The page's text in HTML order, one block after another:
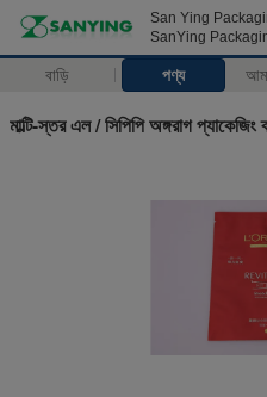
San Ying
SanYing
বাড়ি পণ্য
মাল্টি-স্তর এল / সিপিপি অঙ্গরাগ